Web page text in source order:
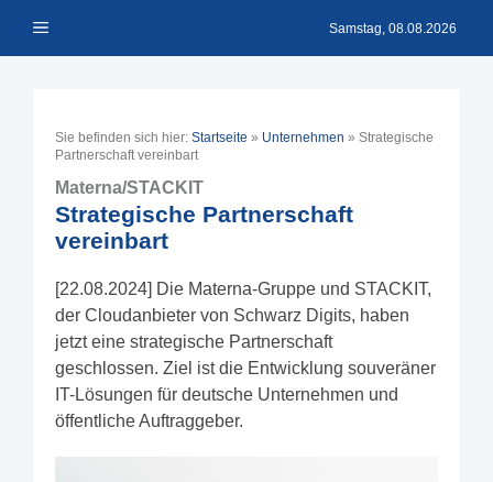
Inhalt Menü Samstag, 08.08.2026
Sie befinden sich hier: Startseite » Unternehmen » Strategische
Partnerschaft vereinbart
Materna/STACKIT
Strategische Partnerschaft
vereinbart
[22.08.2024] Die Materna-Gruppe und STACKIT,
der Cloudanbieter von Schwarz Digits, haben
jetzt eine strategische Partnerschaft
geschlossen. Ziel ist die Entwicklung souveräner
IT-Lösungen für deutsche Unternehmen und
öffentliche Auftraggeber.